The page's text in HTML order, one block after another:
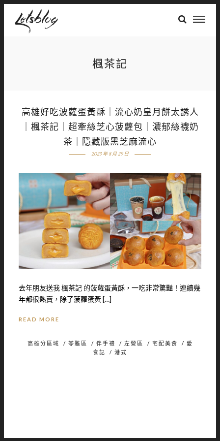
楓茶記
高雄好吃波蘿蛋黃酥｜流心奶皇月餅太誘人
｜楓茶記｜超牽絲芝心菠蘿包｜濃郁絲襪奶
茶｜隱藏版黑芝麻流心
2023 年 8 月 29 日
去年朋友送我 楓茶記 的菠蘿蛋黃酥，一吃非常驚豔！連續幾
年都很熱賣，除了菠蘿蛋黃 […]
READ MORE
高雄分區域 / 苓雅區 / 伴手禮 / 左營區 / 宅配美食 / 愛
食記
/ 港式